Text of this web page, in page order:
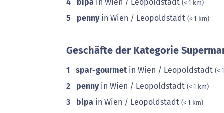
4 bipa in Wien / Leopoldstadt (< 1 km)
5 pennyin Wien / Leopoldstadt (< 1 km)
Geschäfte der Kategorie
1 spar-gourmet in Wien / Leopoldstadt (<
2 pennyin Wien / Leopoldstadt (< 1 km)
3 bipa in Wien / Leopoldstadt (< 1 km)